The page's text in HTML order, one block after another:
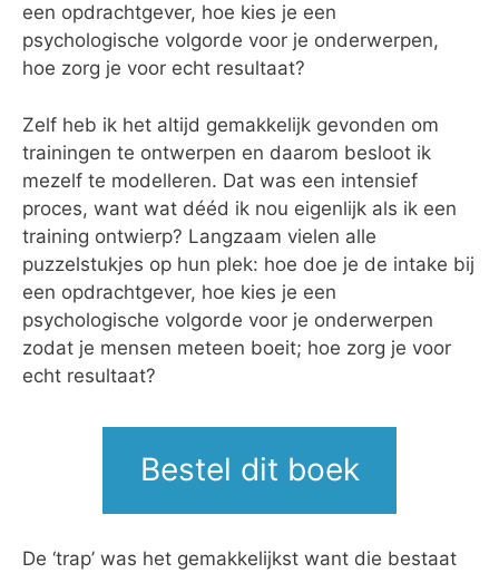
een opdrachtgever, hoe kies je een
psychologische volgorde voor je onderwerpen,
hoe zorg je voor echt resultaat?
Zelf heb ik het altijd gemakkelijk gevonden om
trainingen te ontwerpen en daarom besloot ik
mezelf te modelleren. Dat was een intensief
proces, want wat dééd ik nou eigenlijk als ik een
training ontwierp? Langzaam vielen alle
puzzelstukjes op hun plek: hoe doe je de intake bij
een opdrachtgever, hoe kies je een
psychologische volgorde voor je onderwerpen
zodat je mensen meteen boeit; hoe zorg je voor
echt resultaat?
Bestel dit boek
De ‘trap’ was het gemakkelijkst want die bestaat